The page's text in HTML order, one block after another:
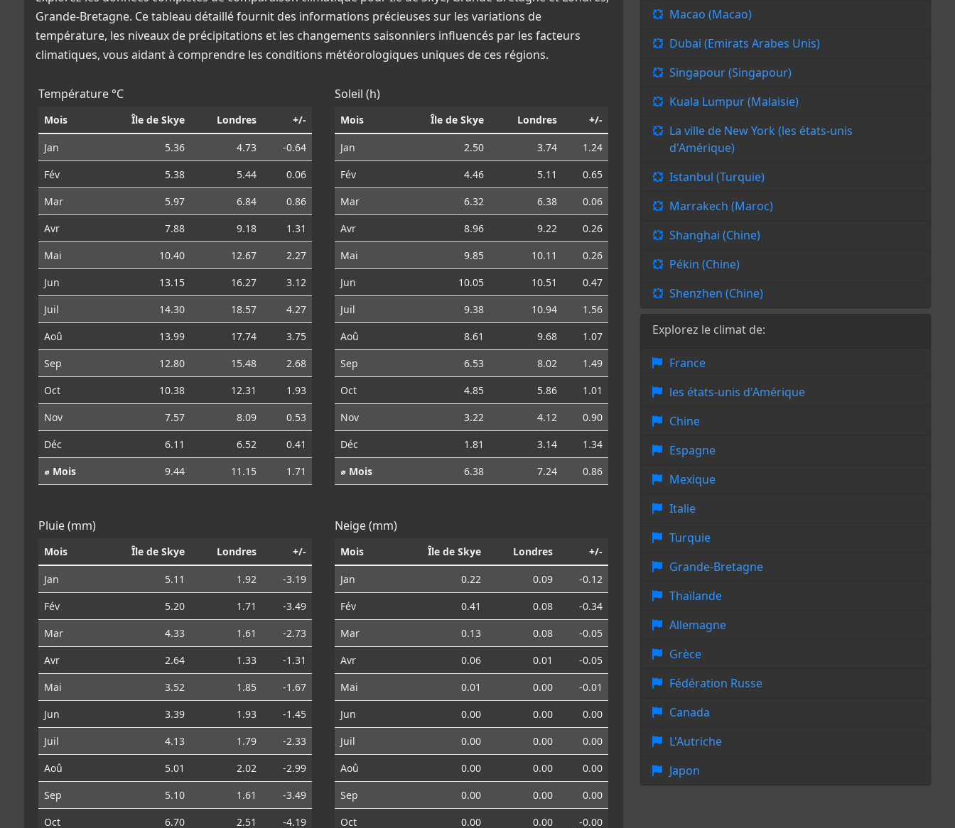
Grande-Bretagne. Ce tableau détaillé fournit des informations précieuses sur les variations de
température, les niveaux de précipitations et les changements saisonniers influencés par les facteurs
climatiques, vous aidant à comprendre les conditions météorologiques uniques de ces régions.
Température °C
Mois Île de Skye Londres +/-
Jan 5.36 4.73
-0.64
Fév
5.38 5.44
0.06
Mar
5.97 6.84
0.86
Avr
7.88 9.18
1.31
Mai
10.40 12.67
2.27
Jun
13.15 16.27
3.12
Juil
14.30 18.57
4.27
Aoû
13.99 17.74
3.75
Sep
12.80 15.48
2.68
Oct
10.38 12.31
1.93
Nov
7.57 8.09
0.53
Déc
6.11 6.52
0.41
⌀ Mois
9.44 11.15 1.71
Soleil (h)
Mois Île de Skye Londres +/-
Jan 2.50 3.74
1.24
Fév
4.46 5.11
0.65
Mar
6.32 6.38
0.06
Avr
8.96 9.22
0.26
Mai
9.85 10.11
0.26
Jun
10.05 10.51
0.47
Juil
9.38 10.94
1.56
Aoû
8.61 9.68
1.07
Sep
6.53 8.02
1.49
Oct
4.85 5.86
1.01
Nov
3.22 4.12
0.90
Déc
1.81 3.14
1.34
⌀ Mois
6.38 7.24 0.86
Pluie (mm)
Mois Île de Skye Londres +/-
Jan 5.11 1.92
-3.19
Fév
5.20 1.71
-3.49
Mar
4.33 1.61
-2.73
Avr
2.64 1.33
-1.31
Mai
3.52 1.85
-1.67
Jun
3.39 1.93
-1.45
Juil
4.13 1.79
-2.33
Aoû
5.01 2.02
-2.99
Sep
5.10 1.61
-3.49
Oct
6.70 2.51 -4.19
Neige (mm)
Mois Île de Skye Londres +/-
Jan 0.22 0.09
-0.12
Fév
0.41 0.08
-0.34
Mar
0.13 0.08
-0.05
Avr
0.06 0.01
-0.05
Mai
0.01 0.00
-0.01
Jun
0.00 0.00
0.00
Juil
0.00 0.00
0.00
Aoû
0.00 0.00
0.00
Sep
0.00 0.00
0.00
Oct
0.00 0.00 -0.00
Macao (Macao)
Dubai (Emirats Arabes Unis)
Singapour (Singapour)
Kuala Lumpur (Malaisie)
La ville de New York (les états-unis
d'Amérique)
Istanbul (Turquie)
Marrakech (Maroc)
Shanghai (Chine)
Pékin (Chine)
Shenzhen (Chine)
Explorez le climat de:
France
les états-unis d'Amérique
Chine
Espagne
Mexique
Italie
Turquie
Grande-Bretagne
Thaïlande
Allemagne
Grèce
Fédération Russe
Canada
L'Autriche
Japon